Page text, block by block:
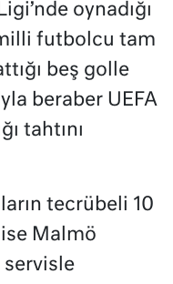
oynadığı
futbolcu tam
beş golle
beraber UEFA
tahtını
tecrübeli 10
Malmö
servisle